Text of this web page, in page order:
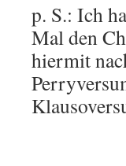
p. S.: Ich
Mal den
hiermit